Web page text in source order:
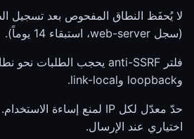
لا يُحفَظ النطاق المفحوص بعد تسجيل
(سجل web-server، استبقاء 14 يوماً).
وloopback وlink-local.
اختياري عند الإرسال.